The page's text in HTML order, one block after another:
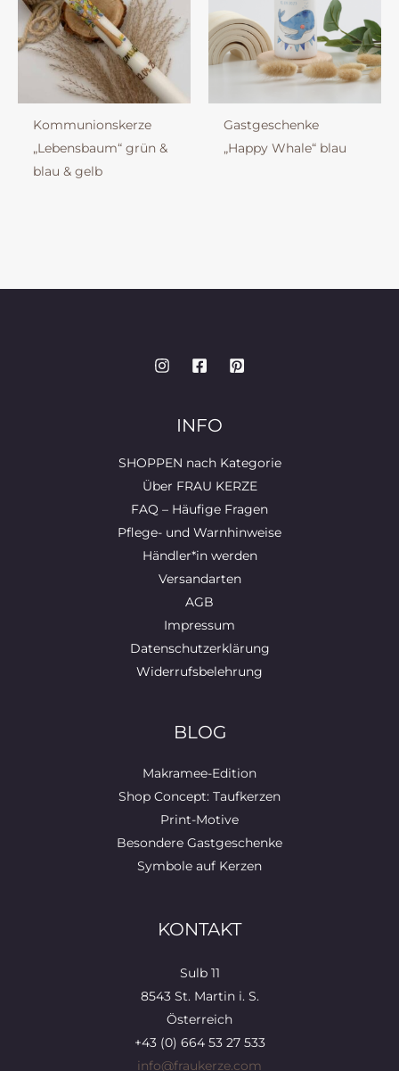
Kommunionskerze
„Lebensbaum“ grün &
blau & gelb
Gastgeschenke
„Happy Whale“ blau
INFO
SHOPPEN nach Kategorie
Über FRAU KERZE
FAQ – Häufige Fragen
Pflege- und Warnhinweise
Händler*in werden
Versandarten
AGB
Impressum
Datenschutzerklärung
Widerrufsbelehrung
BLOG
Makramee-Edition
Shop Concept: Taufkerzen
Print-Motive
Besondere Gastgeschenke
Symbole auf Kerzen
KONTAKT
Sulb 11
8543 St. Martin i. S.
Österreich
+43 (0) 664 53 27 533
info@fraukerze.com